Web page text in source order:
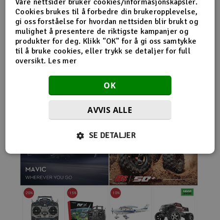
nybegynnerutstyr og avanserte løsninger hos samme
leverandør. Da internett for alvor endret
handelsmønstrene på 2000-tallet, satset Norwegian
Modellers tidlig på netthandel. Nettbutikken modellers.no
gjorde det mulig for kunder fra hele landet å handle
spesialprodukter som tidligere ofte bare var tilgjengelige i
større byer. Samtidig fortsatte selskapet å drive fysisk
Cookies brukes til å forbedre din brukeropplevelse,
gi oss forståelse for hvordan nettsiden blir brukt og
mulighet å presentere de riktigste kampanjer og
produkter for deg. Klikk "OK" for å gi oss samtykke
til å bruke cookies, eller trykk se detaljer for full
oversikt. Les mer
OK
AVVIS ALLE
SE DETALJER